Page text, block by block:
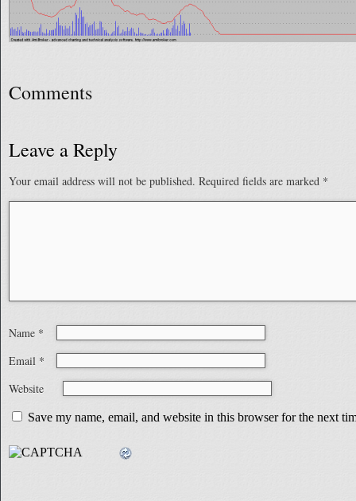
Comments
Leave a Reply
Your email address will not be published. Required fields are marked *
Name *
Email *
Website
Save my name, email, and website in this browser for the next